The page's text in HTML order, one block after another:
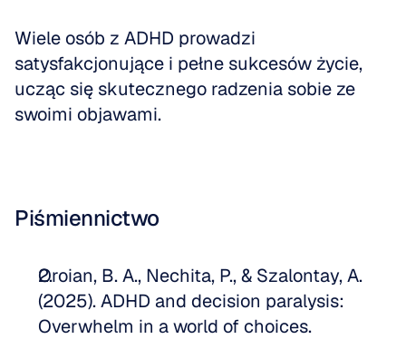
Wiele osób z ADHD prowadzi
satysfakcjonujące i pełne sukcesów życie,
ucząc się skutecznego radzenia sobie ze
swoimi objawami.
Piśmiennictwo
Oroian, B. A., Nechita, P., & Szalontay, A.
(2025). ADHD and decision paralysis: